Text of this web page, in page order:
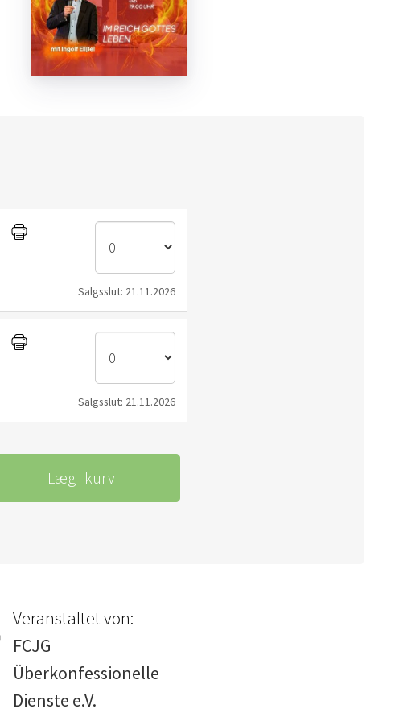
Salgsslut: 21.11.2026
Salgsslut: 21.11.2026
Læg i kurv
Veranstaltet von:
FCJG
Überkonfessionelle
Dienste e.V.